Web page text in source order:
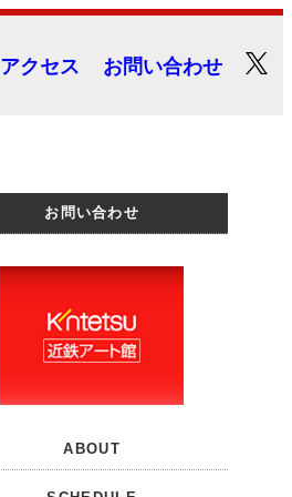
アクセス お問い合わせ
お問い合わせ
ABOUT